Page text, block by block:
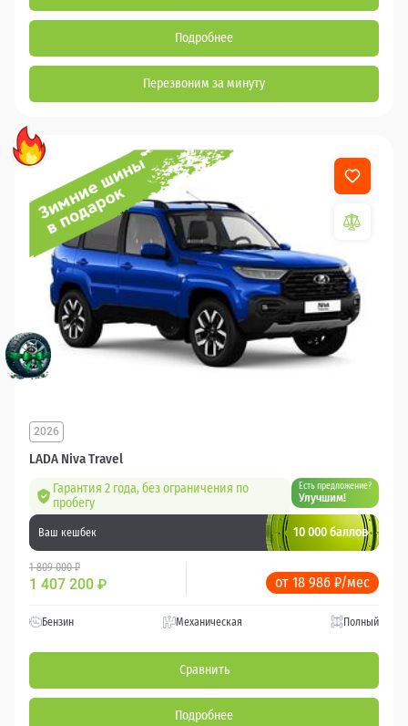
Подробнее
Перезвоним за минуту
LADA Niva Travel
2026
Гарантия 2 года, без ограничения по
пробегу
Есть предложение?
Улучшим!
Ваш кешбек 10 000 баллов
1 809 000 ₽
1 407 200 ₽ от 18 986 ₽/мес
Бензин Механическая Полный
Сравнить
Подробнее